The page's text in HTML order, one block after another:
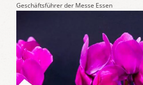
Geschäftsführer der Messe Essen